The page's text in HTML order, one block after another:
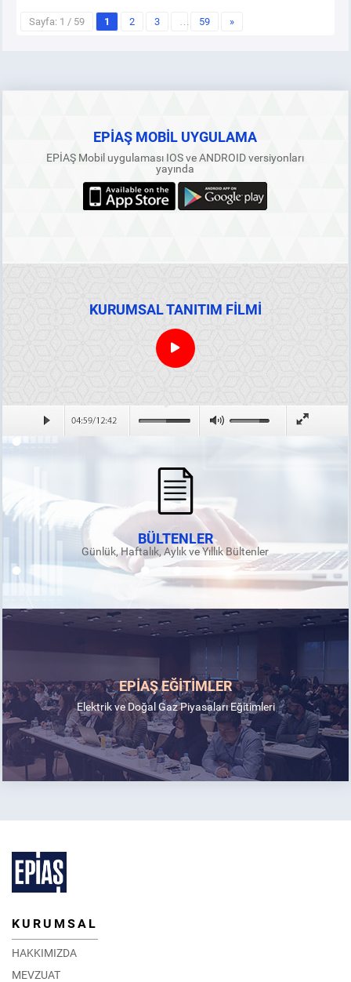
Sayfa: 1 / 59 1 2 3 … 59 »
EPİAŞ MOBİL UYGULAMA
EPİAŞ Mobil uygulaması IOS ve ANDROID versiyonları
yayında
KURUMSAL TANITIM FİLMİ
BÜLTENLER
Günlük, Haftalık, Aylık ve Yıllık Bültenler
EPİAŞ EĞİTİMLER
Elektrik ve Doğal Gaz Piyasaları Eğitimleri
KURUMSAL
HAKKIMIZDA
MEVZUAT